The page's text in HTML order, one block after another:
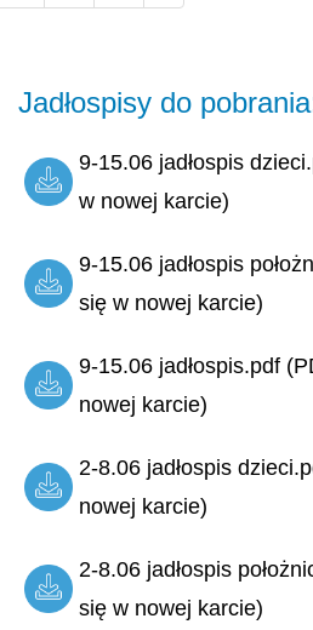
Jadłospisy do
9-15.06 jadłospis
w nowej karcie)
9-15.06 jadłospis
się w nowej karcie)
9-15.06 jadłospis.pdf
nowej karcie)
2-8.06 jadłospis
nowej karcie)
2-8.06 jadłospis
się w nowej karcie)